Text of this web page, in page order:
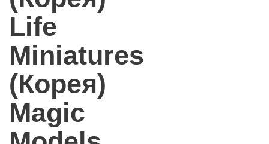
Life
Miniatures
(Корея)
Magic